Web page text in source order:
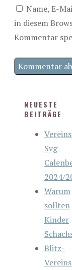
Name, E-
in diesem
Kommentar
NEUESTE
BEITRÄGE
Svg
2024/
Warum
sollten
Kinder
Blitz-